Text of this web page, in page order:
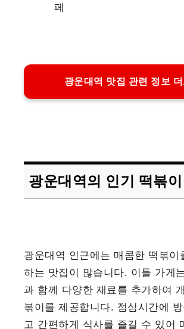
페
광운대역 맛집 관련 정보 더
광운대역의 인기 떡볶
광운대역 인근에는 매콤한 떡볶이
하는 맛집이 많습니다. 이들 가게
과 함께 다양한 재료를 추가하여
볶이를 제공합니다. 점심시간에
고 간편하게 식사를 즐길 수 있어